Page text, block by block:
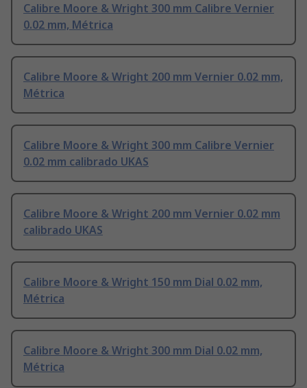
Calibre Moore & Wright 300 mm Calibre Vernier
0.02 mm, Métrica
Calibre Moore & Wright 200 mm Vernier 0.02 mm,
Métrica
Calibre Moore & Wright 300 mm Calibre Vernier
0.02 mm calibrado UKAS
Calibre Moore & Wright 200 mm Vernier 0.02 mm
calibrado UKAS
Calibre Moore & Wright 150 mm Dial 0.02 mm,
Métrica
Calibre Moore & Wright 300 mm Dial 0.02 mm,
Métrica